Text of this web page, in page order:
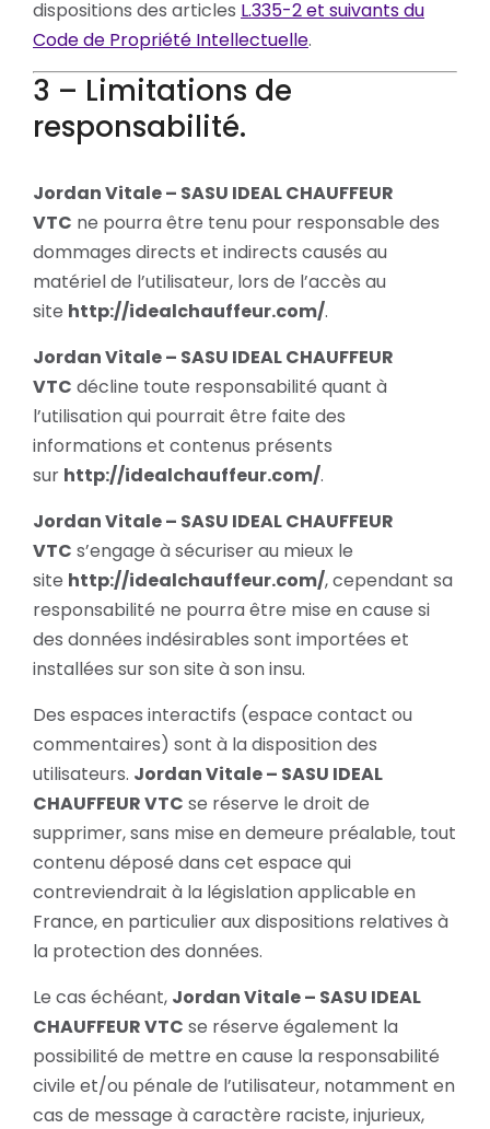
dispositions des articles L.335-2 et suivants du
Code de Propriété Intellectuelle.
3 – Limitations de
responsabilité.
Jordan Vitale – SASU IDEAL CHAUFFEUR
VTC ne pourra être tenu pour responsable des
dommages directs et indirects causés au
matériel de l’utilisateur, lors de l’accès au
site http://idealchauffeur.com/.
Jordan Vitale – SASU IDEAL CHAUFFEUR
VTC décline toute responsabilité quant à
l’utilisation qui pourrait être faite des
informations et contenus présents
sur http://idealchauffeur.com/.
Jordan Vitale – SASU IDEAL CHAUFFEUR
VTC s’engage à sécuriser au mieux le
site http://idealchauffeur.com/, cependant sa
responsabilité ne pourra être mise en cause si
des données indésirables sont importées et
installées sur son site à son insu.
Des espaces interactifs (espace contact ou
commentaires) sont à la disposition des
utilisateurs. Jordan Vitale – SASU IDEAL
CHAUFFEUR VTC se réserve le droit de
supprimer, sans mise en demeure préalable, tout
contenu déposé dans cet espace qui
contreviendrait à la législation applicable en
France, en particulier aux dispositions relatives à
la protection des données.
Le cas échéant, Jordan Vitale – SASU IDEAL
CHAUFFEUR VTC se réserve également la
possibilité de mettre en cause la responsabilité
civile et/ou pénale de l’utilisateur, notamment en
cas de message à caractère raciste, injurieux,